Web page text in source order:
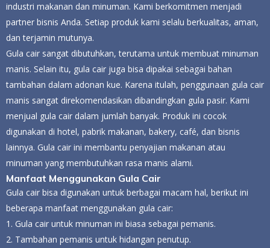
industri makanan dan minuman. Kami berkomitmen menjadi
partner bisnis Anda. Setiap produk kami selalu berkualitas, aman,
dan terjamin mutunya.
Gula cair sangat dibutuhkan, terutama untuk membuat minuman
manis. Selain itu, gula cair juga bisa dipakai sebagai bahan
tambahan dalam adonan kue. Karena itulah, penggunaan gula cair
manis sangat direkomendasikan dibandingkan gula pasir. Kami
menjual gula cair dalam jumlah banyak. Produk ini cocok
digunakan di hotel, pabrik makanan, bakery, café, dan bisnis
lainnya. Gula cair ini membantu penyajian makanan atau
minuman yang membutuhkan rasa manis alami.
Manfaat Menggunakan Gula Cair
Gula cair bisa digunakan untuk berbagai macam hal, berikut ini
beberapa manfaat menggunakan gula cair:
1. Gula cair untuk minuman ini biasa sebagai pemanis.
2. Tambahan pemanis untuk hidangan penutup.